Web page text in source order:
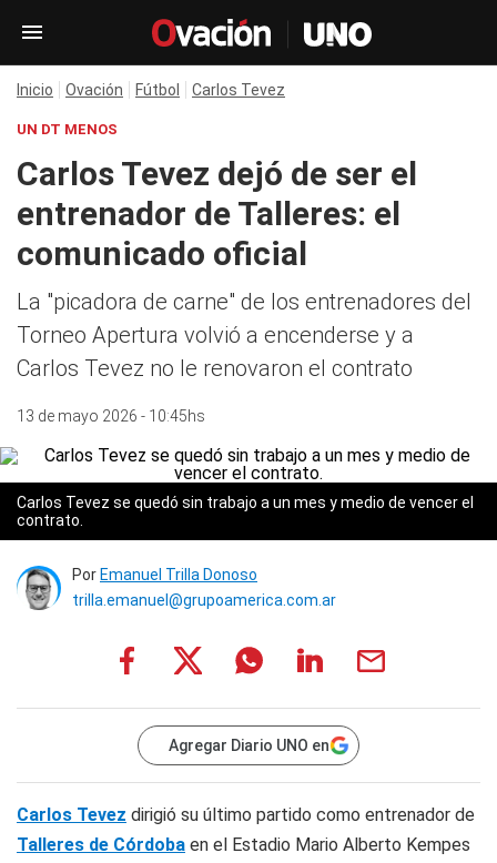
Inicio Ovación Fútbol Carlos Tevez
UN DT MENOS
Carlos Tevez dejó de ser el
entrenador de Talleres: el
comunicado oficial
La "picadora de carne" de los entrenadores del
Torneo Apertura volvió a encenderse y a
Carlos Tevez no le renovaron el contrato
13 de mayo 2026 - 10:45hs
Carlos Tevez se quedó sin trabajo a un mes y medio de vencer el
contrato.
Por Emanuel Trilla Donoso
trilla.emanuel@grupoamerica.com.ar
Agregar Diario UNO en
Carlos Tevez dirigió su último partido como entrenador de
Talleres de Córdoba en el Estadio Mario Alberto Kempes